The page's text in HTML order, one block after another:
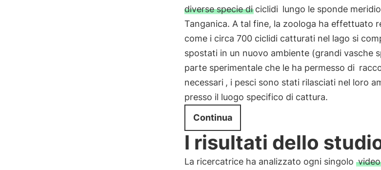
diverse specie di ciclidi lungo le sponde
Tanganica. A tal fine, la zoologa ha effettuato
come i circa 700 ciclidi catturati nel lago si
spostati in un nuovo ambiente (grandi vasche
parte sperimentale che le ha permesso di
necessari , i pesci sono stati rilasciati nel loro
presso il luogo specifico di cattura.
Continua
I risultati dello
La ricercatrice ha analizzato ogni singolo video